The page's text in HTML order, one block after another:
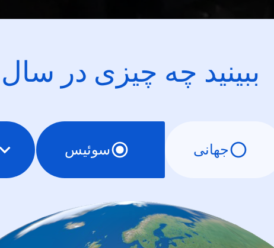
ببینید چه چیزی در سال
جهانی سوئیس